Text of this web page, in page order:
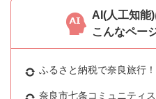
AI(人工知能
こんなペー
ふるさと納税で奈良旅行！
奈良市七条コミュニティ